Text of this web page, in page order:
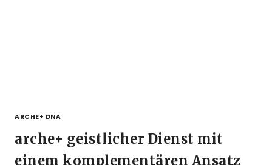
ARCHE+ DNA
arche+ geistlicher Dienst mit
einem komplementären Ansatz